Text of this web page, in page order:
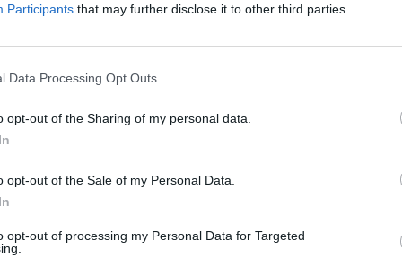
Participants that may further disclose it to other third parties.
Data Processing Opt Outs
opt-out of the Sharing of my personal data.
opt-out of the Sale of my Personal Data.
opt-out of processing my Personal Data for Targeted
την πρωταθλήτρια μας να κρατήσει το σερβίς
από το δικό της σερβίς, με την Βέκιτς να το
τέσσερα(!) μπρέικ. Όπως αναμενόταν μετά
πλέον ρίχνει το βλέμμα της στο US Open
past Sakkari 6-2, 6-3 to advance to round two
newsletter
Αποδέχομαι τουςόρους χρήσης